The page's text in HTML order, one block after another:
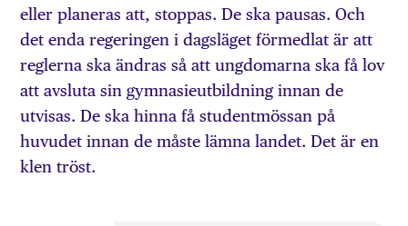
eller planeras att, stoppas. De ska pausas. Och
det enda regeringen i dagsläget förmedlat är att
reglerna ska ändras så att ungdomarna ska få lov
att avsluta sin gymnasieutbildning innan de
utvisas. De ska hinna få studentmössan på
huvudet innan de måste lämna landet. Det är en
klen tröst.